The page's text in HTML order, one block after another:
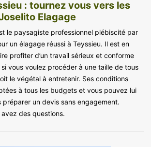
: tournez vous vers les
Elagage
le paysagiste professionnel plébiscité par
un élagage réussi à Teyssieu. Il est en
profiter d’un travail sérieux et conforme
si vous voulez procéder à une taille de tous
le végétal à entretenir. Ses conditions
à tous les budgets et vous pouvez lui
un devis sans engagement.
des questions.